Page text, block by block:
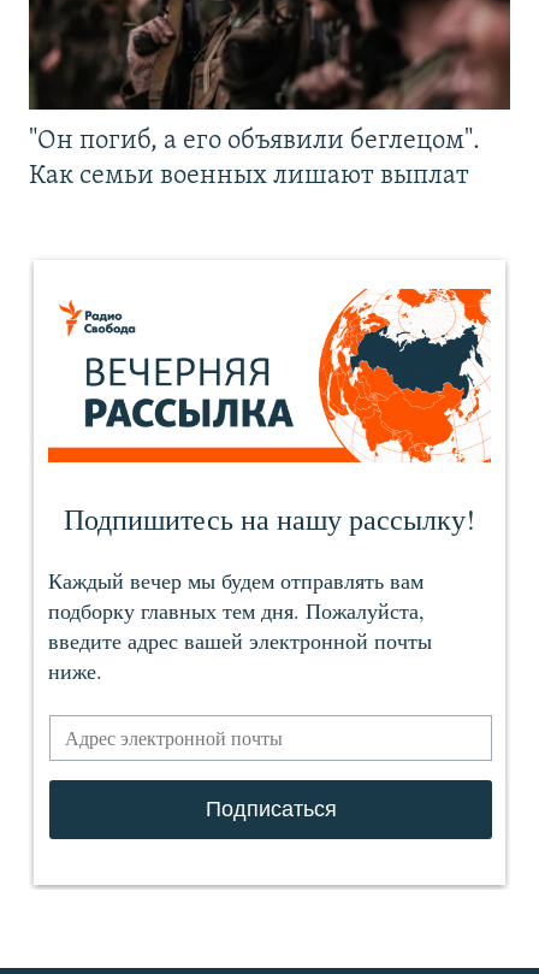
"Он погиб, а его объявили беглецом".
Как семьи военных лишают выплат